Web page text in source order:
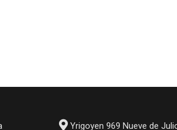
Yrigoyen 969 Nueve de